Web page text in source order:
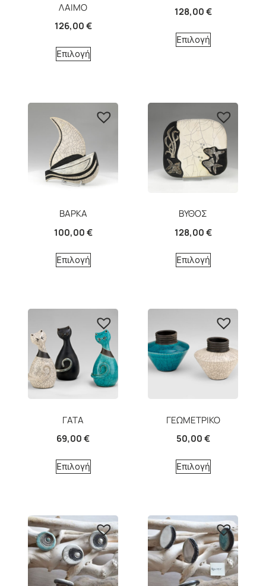
ΛΑΙΜΟ
126,00€
Επιλογή
128,00€
Επιλογή
ΒΑΡΚΑ
100,00€
Επιλογή
ΒΥΘΟΣ
128,00€
Επιλογή
ΓΑΤΑ
69,00€
Επιλογή
ΓΕΩΜΕΤΡΙΚΟ
50,00€
Επιλογή